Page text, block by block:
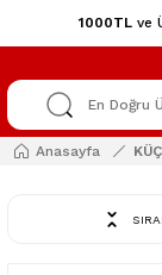
1000TLve
Anasayfa